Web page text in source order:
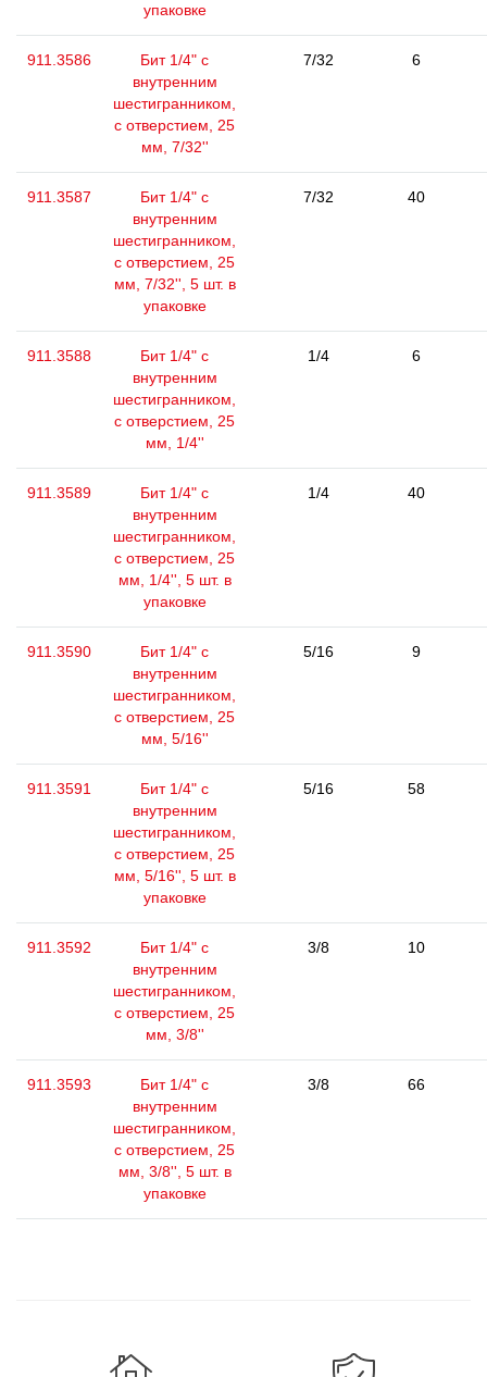
упаковке
911.3586
Бит 1/4" с
внутренним
шестигранником,
с отверстием, 25
мм, 7/32''
7/32 6
911.3587
Бит 1/4" с
внутренним
шестигранником,
с отверстием, 25
мм, 7/32'', 5 шт. в
упаковке
7/32 40
911.3588
Бит 1/4" с
внутренним
шестигранником,
с отверстием, 25
мм, 1/4''
1/4 6
911.3589
Бит 1/4" с
внутренним
шестигранником,
с отверстием, 25
мм, 1/4'', 5 шт. в
упаковке
1/4 40
911.3590
Бит 1/4" с
внутренним
шестигранником,
с отверстием, 25
мм, 5/16''
5/16 9
911.3591
Бит 1/4" с
внутренним
шестигранником,
с отверстием, 25
мм, 5/16'', 5 шт. в
упаковке
5/16 58
911.3592
Бит 1/4" с
внутренним
шестигранником,
с отверстием, 25
мм, 3/8''
3/8 10
911.3593
Бит 1/4" с
внутренним
шестигранником,
с отверстием, 25
мм, 3/8'', 5 шт. в
упаковке
3/8 66